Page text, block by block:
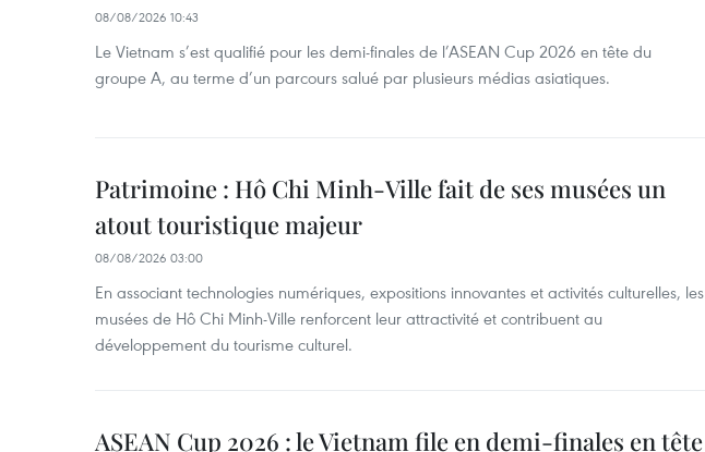
08/08/2026 10:43
Le Vietnam s’est qualifié pour les demi-finales de l’ASEAN Cup 2026 en tête du
groupe A, au terme d’un parcours salué par plusieurs médias asiatiques.
Patrimoine : Hô Chi Minh-Ville fait de ses musées un
atout touristique majeur
08/08/2026 03:00
En associant technologies numériques, expositions innovantes et activités culturelles, les
musées de Hô Chi Minh-Ville renforcent leur attractivité et contribuent au
développement du tourisme culturel.
ASEAN Cup 2026 : le Vietnam file en demi-finales en tête